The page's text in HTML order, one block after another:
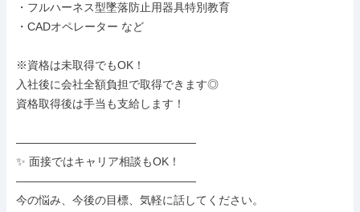
・フルハーネス型墜落防止用器具特別教育
・CADオペレーター など
※資格は未取得でもOK！
入社後に会社全額負担で取得できます◎
資格取得後は手当も支給します！
――――――――――――――――
✨ 面接ではキャリア相談もOK！
――――――――――――――――
今の悩み、今後の目標、気軽に話してください。